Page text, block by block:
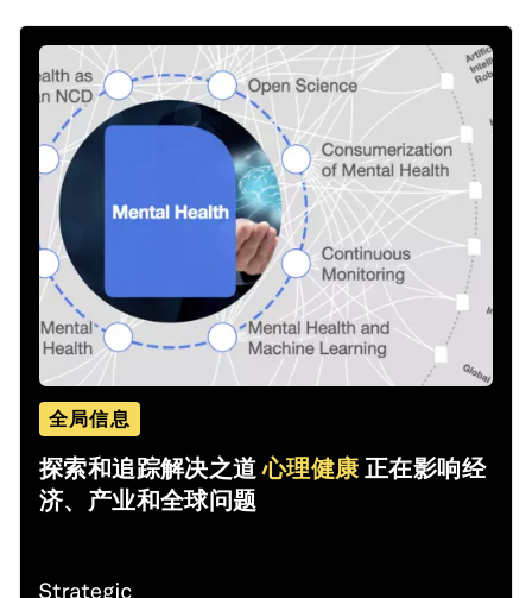
全局信息
探索和追踪解决之道心理健康正在影响经
济、产业和全球问题